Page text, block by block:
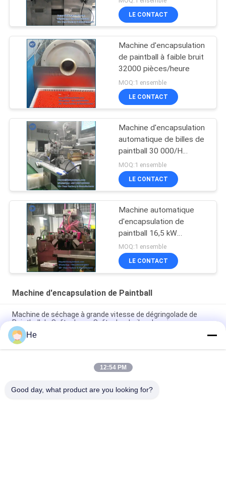
LE CONTACT
Machine d'encapsulation
de paintball à faible bruit
32000 pièces/heure
MOQ:1 ensemble
LE CONTACT
Machine d'encapsulation
automatique de billes de
paintball 30 000/H
SUS304
MOQ:1 ensemble
LE CONTACT
Machine automatique
d'encapsulation de
paintball 16,5 kW
30000/h Capacité
MOQ:1 ensemble
LE CONTACT
Machine d'encapsulation de Paintball
Machine de séchage à grande vitesse de dégringolade de
Paintball de Softgel pour Softgel ou huiles de poisson
chaîne de production à grande vitesse d'encapsulation de
Paintball de la CE 18000Pcs
Machine molle d'encapsulation de Paintball de pouce 30000/H
He
12:54 PM
Good day, what product are you looking for?